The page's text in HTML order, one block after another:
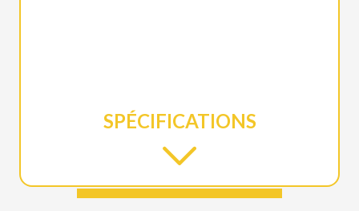
SPÉCIFICATIONS